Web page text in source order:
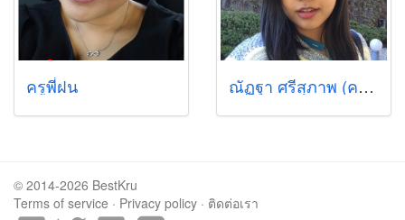
ครูพี่ฝน ณัฏฐา ศรีสุภาพ (ครูนัท)
© 2014-2026 BestKru
Terms of service · Privacy policy · ติดต่อเรา